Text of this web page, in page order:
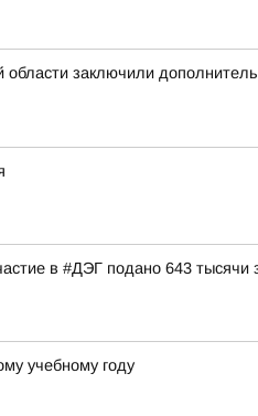
области заключили
в #ДЭГ подано 643 тысячи
учебному году